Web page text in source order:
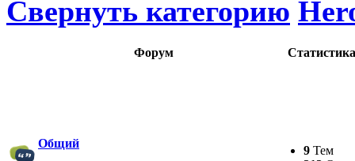
Свернуть категорию
Форум Статистика
Общий
9 Тем